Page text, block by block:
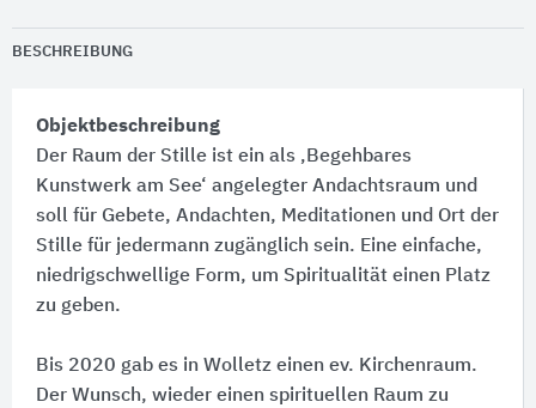
BESCHREIBUNG
Objektbeschreibung
Der Raum der Stille ist ein als ‚Begehbares
Kunstwerk am See‘ angelegter Andachtsraum und
soll für Gebete, Andachten, Meditationen und Ort der
Stille für jedermann zugänglich sein. Eine einfache,
niedrigschwellige Form, um Spiritualität einen Platz
zu geben.
Bis 2020 gab es in Wolletz einen ev. Kirchenraum.
Der Wunsch, wieder einen spirituellen Raum zu